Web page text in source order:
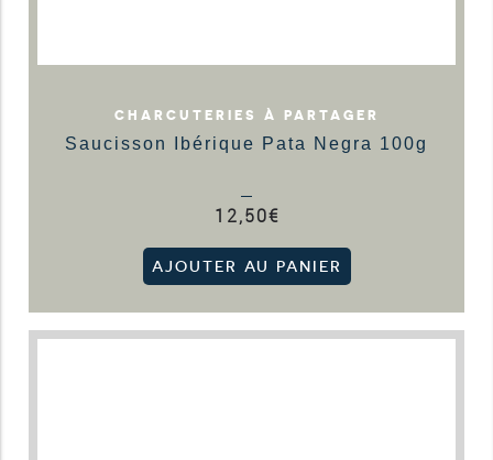
CHARCUTERIES À PARTAGER
Saucisson Ibérique Pata Negra 100g
12,50€
AJOUTER AU PANIER